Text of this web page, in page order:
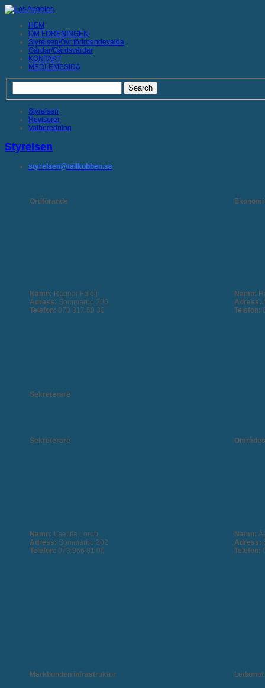
HEM
OM FÖRENINGEN
Styrelsen/Övr förtroendevalda
Gårdar/Gårdsvärdar
KONTAKT
MEDLEMSSIDA
Styrelsen
Revisorer
Valberedning
Styrelsen
​styrelsen@tallkobben.se
Ordförande
Namn: Ragnar Faleij
Adress: Sommarbo 206
Telefon: 070 817 50 30
Namn:
Adress:
Telefon:
Sekreterare
Sekreterare
Namn: Laetitia Lordh
Adress: Sommarbo 302
Telefon: 073 966 81 00
Namn:
Adress:
Telefon:
Markbunden infrastruktur Ledamot